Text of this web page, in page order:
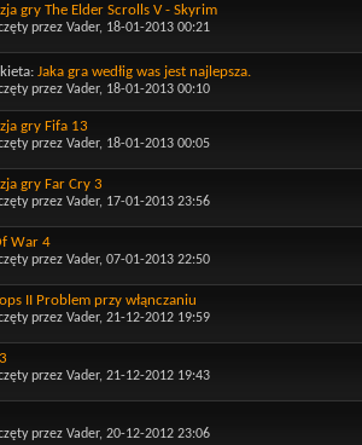
gry The Elder Scrolls V - Skyrim
przez Vader, 18-01-2013 00:21
Jaka gra wedłig was jest najlepsza.
przez Vader, 18-01-2013 00:10
gry Fifa 13
przez Vader, 18-01-2013 00:05
gry Far Cry 3
przez Vader, 17-01-2013 23:56
War 4
przez Vader, 07-01-2013 22:50
II Problem przy włąnczaniu
przez Vader, 21-12-2012 19:59
przez Vader, 21-12-2012 19:43
przez Vader, 20-12-2012 23:06